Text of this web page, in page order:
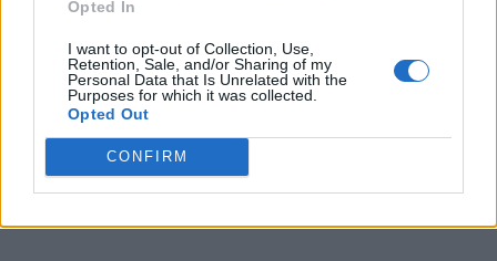
Opted In
I want to opt-out of Collection, Use,
Retention, Sale, and/or Sharing of my
Personal Data that Is Unrelated with the
Purposes for which it was collected.
Opted Out
CONFIRM
Arată rezultatele
Arhiva sondajelor